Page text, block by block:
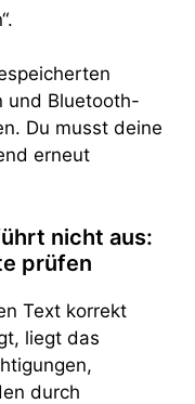
und Bluetooth-
Du musst deine
erneut
nicht aus:
prüfen
Text korrekt
liegt das
durch